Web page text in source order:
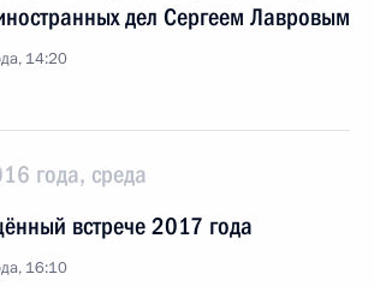
дел Сергеем Лавровым
14:20
года, среда
встрече 2017 года
16:10